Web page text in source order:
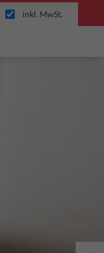
inkl. MwSt.